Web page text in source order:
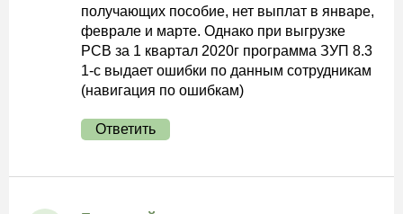
получающих пособие, нет выплат в январе,
феврале и марте. Однако при выгрузке
РСВ за 1 квартал 2020г программа ЗУП 8.3
1-с выдает ошибки по данным сотрудникам
(навигация по ошибкам)
Ответить